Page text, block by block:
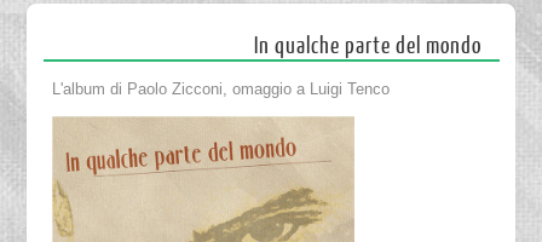
In qualche parte del mondo
L'album di Paolo Zicconi, omaggio a Luigi Tenco